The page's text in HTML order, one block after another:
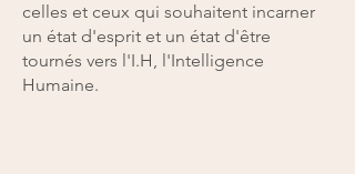
celles et ceux qui souhaitent incarner
un état d'esprit et un état d'être
tournés vers l'I.H, l'Intelligence
Humaine.